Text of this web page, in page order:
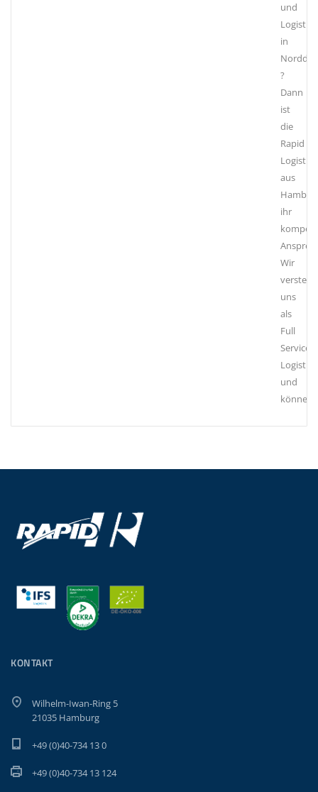
und
in
?
Dann
ist
die
Rapid
aus
ihr
Wir
uns
als
Full
Service
und
KONTAKT
Wilhelm-Iwan-Ring 5
21035 Hamburg
+49 (0)40-734 13 0
+49 (0)40-734 13 124